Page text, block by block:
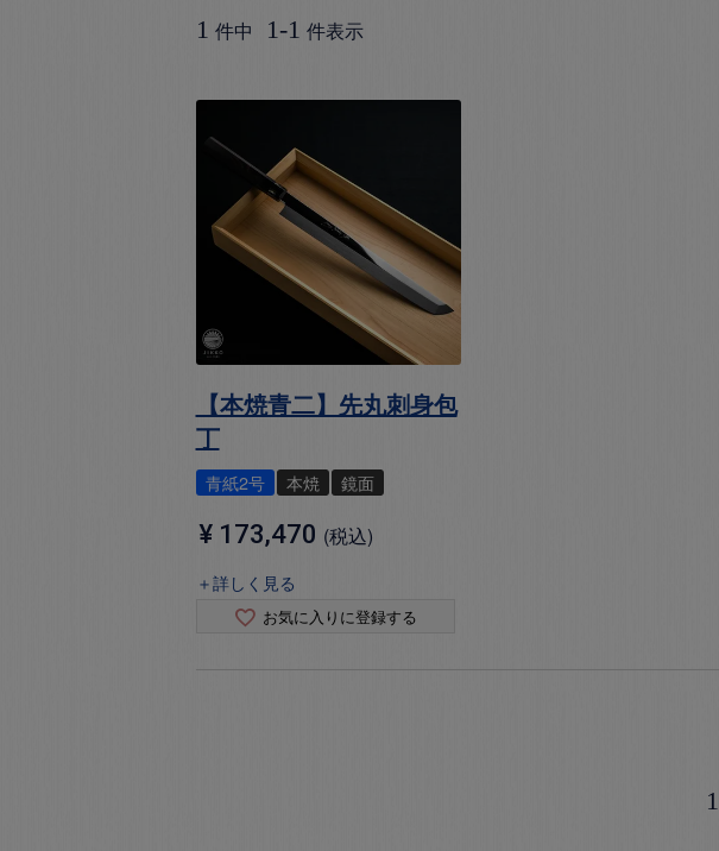
1 件中 1-1 件表示
【本焼青二】先丸刺身包
丁
青紙2号 本焼 鏡面
¥ 173,470 税込
＋詳しく見る
お気に入りに登録する
1